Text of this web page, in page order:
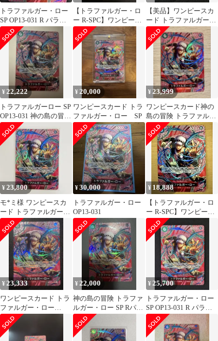
トラファルガー・ロー
SP OP13-031 R パラレ
ル 神の島の冒険
【トラファルガー・ロ
ー R-SPC】ワンピース
カード 神の島の冒険
【美品】ワンピースカ
ード トラファルガー・
ロー SP OP13-031 パラ
レル
¥ 22,222
トラファルガーロー SP
OP13-031 神の島の冒険
【メルカリ最安値】
¥ 20,000
ワンピースカード トラ
ファルガー・ロー SP
¥ 23,999
ワンピースカード神の
島の冒険 トラファルガ
ー・ロー SP OP13-031
R
¥23,800
モ*ミ様 ワンピースカ
ード トラファルガー・
ロー R SP OP13-031 パ
¥30,000
トラファルガー・ロー
OP13-031
¥ 18,888
【トラファルガー・ロ
ー R-SPC】ワンピース
カード 神の島の冒険
¥ 23,333
ワンピースカード トラ
ファルガー・ロー
OP13-031
¥ 22,000
神の島の冒険 トラファ
ルガー・ロー SP Rパラ
レル OP13-031
¥ 25,700
トラファルガー・ロー
SP OP13-031 R パラレ
ル 神の島の冒険